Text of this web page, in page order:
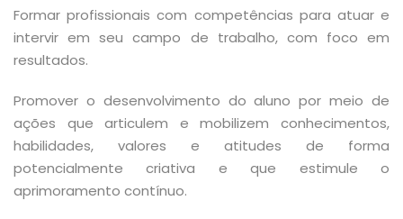
Formar profissionais com competências para atuar e
intervir em seu campo de trabalho, com foco em
resultados.
Promover o desenvolvimento do aluno por meio de
ações que articulem e mobilizem conhecimentos,
habilidades, valores e atitudes de forma
potencialmente criativa e que estimule o
aprimoramento contínuo.